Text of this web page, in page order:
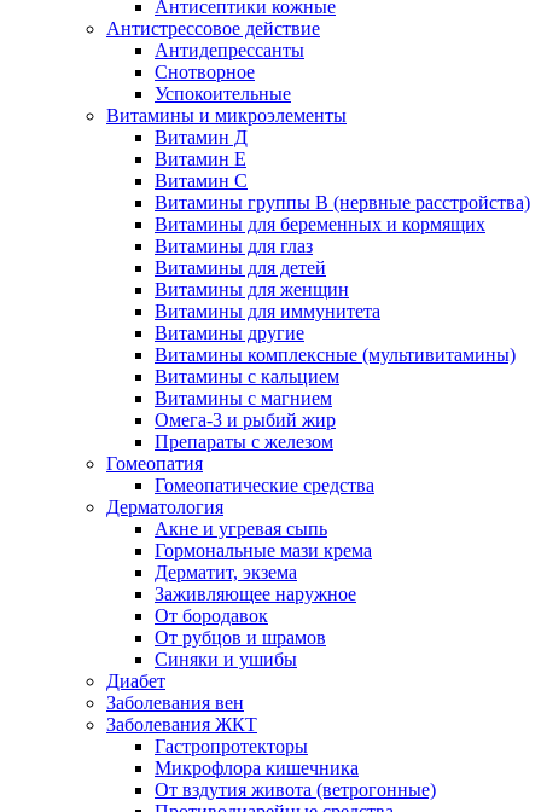
Антисептики кожные
Антистрессовое действие
Антидепрессанты
Снотворное
Успокоительные
Витамины и микроэлементы
Витамин Д
Витамин Е
Витамин С
Витамины группы В (нервные расстройства)
Витамины для беременных и кормящих
Витамины для глаз
Витамины для детей
Витамины для женщин
Витамины для иммунитета
Витамины другие
Витамины комплексные (мультивитамины)
Витамины с кальцием
Витамины с магнием
Омега-3 и рыбий жир
Препараты с железом
Гомеопатия
Гомеопатические средства
Дерматология
Акне и угревая сыпь
Гормональные мази крема
Дерматит, экзема
Заживляющее наружное
От бородавок
От рубцов и шрамов
Синяки и ушибы
Диабет
Заболевания вен
Заболевания ЖКТ
Гастропротекторы
Микрофлора кишечника
От вздутия живота (ветрогонные)